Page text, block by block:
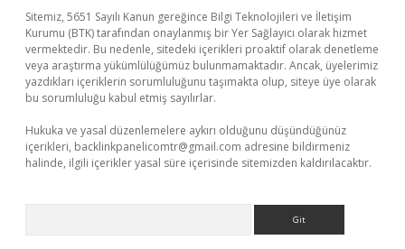
Sitemiz, 5651 Sayılı Kanun gereğince Bilgi Teknolojileri ve İletişim
Kurumu (BTK) tarafından onaylanmış bir Yer Sağlayıcı olarak hizmet
vermektedir. Bu nedenle, sitedeki içerikleri proaktif olarak denetleme
veya araştırma yükümlülüğümüz bulunmamaktadır. Ancak, üyelerimiz
yazdıkları içeriklerin sorumluluğunu taşımakta olup, siteye üye olarak
bu sorumluluğu kabul etmiş sayılırlar.
Hukuka ve yasal düzenlemelere aykırı olduğunu düşündüğünüz
içerikleri, backlinkpanelicomtr@gmail.com adresine bildirmeniz
halinde, ilgili içerikler yasal süre içerisinde sitemizden kaldırılacaktır.